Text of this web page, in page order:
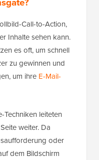
Call-to-Action,
Inhalte sehen kann.
es oft, um schnell
zu gewinnen und
um ihre E-Mail-
Techniken leiteten
weiter. Da
oder
dem Bildschirm